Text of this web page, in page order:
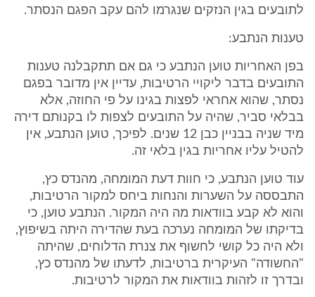
לתובעים בגין הנזקים שנגרמו להם עקב הפגם הנסתר.
טענות הנתבע:
בפן האחריות טוען הנתבע כי גם אם תתקבלנה טענות
התובעים בדבר ליקויי הרטיבות, עדיין אין מדובר בפגם
נסתר, שהוא אחראי לפצות בגינו על פי החוזה, אלא
בבלאי סביר, שהיה על התובעים לצפות לו בקנותם דירה
מיד שניה בבניין כבן 12 שנים. לפיכך, טוען הנתבע, אין
להטיל עליו אחריות בגין בלאי זה.
עוד טוען הנתבע, כי חוות דעת המומחה, מהנדס כץ,
התבססה על השערות והנחות ביחס למקור הרטיבות,
והוא לא קבע בוודאות מה היה המקור. הנתבע טוען, כי
בדיקתו של המומחה נערכה בעת שהדירה היתה בשיפוץ,
ולא היה כל קושי לחשוף את צנרת הדלוחים, שהיתה
"החשודה" העיקרית ברטיבות, לדעתו של מהנדס כץ,
ובדרך זו לזהות בוודאות את המקור לרטיבות.